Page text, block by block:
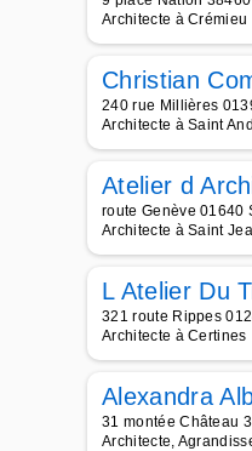
Architecte à Crémieu
Christian
240 rue Millières
Architecte à Saint
Atelier d
route Genève 01640
Architecte à Saint
L Atelier Du
321 route Rippes
Architecte à Certines
Alexandra
31 montée Château
Architecte,